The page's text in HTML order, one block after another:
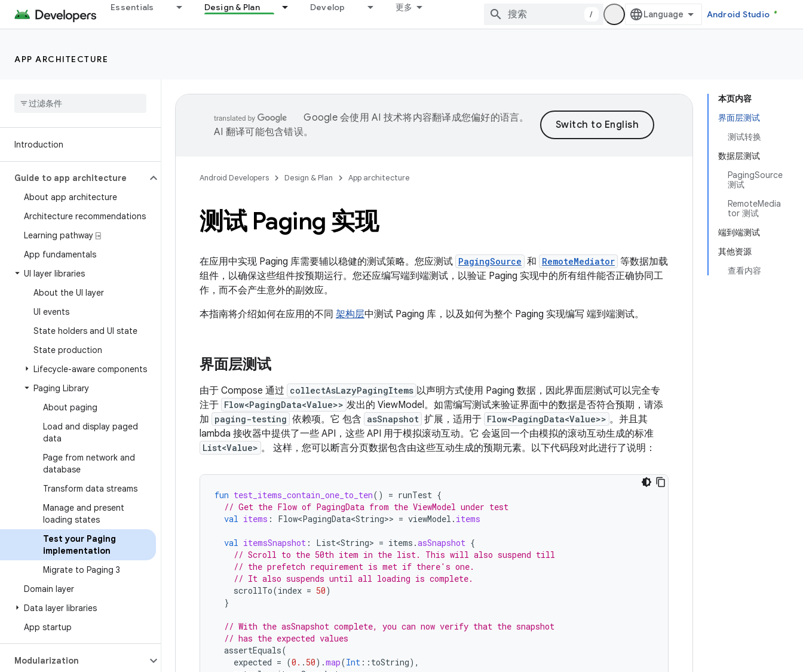
Essentials Design & Plan Develop 更多
/ Android Studio
APP ARCHITECTURE
Introduction
Guide to app architecture
About app architecture
Architecture recommendations
Learning pathway ⍈
App fundamentals
UI layer libraries
About the UI layer
UI events
State holders and UI state
State production
Lifecycle-aware components
Paging Library
About paging
Load and display paged
data
Page from network and
database
Transform data streams
Manage and present
loading states
Test your Paging
implementation
Migrate to Paging 3
Domain layer
Data layer libraries
App startup
Modularization
本页内容
界面层测试
测试转换
数据层测试
PagingSource
测试
RemoteMedia
tor 测试
端到端测试
其他资源
查看内容
Google 会使用 AI 技术将内容翻译成您偏好的语言。
AI 翻译可能包含错误。
Android Developers Design & Plan App architecture
测试 Paging 实现
在应用中实现 Paging 库需要辅以稳健的测试策略。您应测试 PagingSource 和 RemoteMediator 等数据加载
组件，以确保这些组件按预期运行。您还应编写端到端测试，以验证 Paging 实现中的所有组件能否正确协同工
作，而不会产生意外的副效应。
本指南将介绍如何在应用的不同 架构层中测试 Paging 库，以及如何为整个 Paging 实现编写 端到端测试。
界面层测试
由于 Compose 通过 collectAsLazyPagingItems 以声明方式使用 Paging 数据，因此界面层测试可以完全专
注于 Flow<PagingData<Value>> 发出的 ViewModel。如需编写测试来验证界面中的数据是否符合预期，请添
加 paging-testing 依赖项。它 包含 asSnapshot 扩展，适用于 Flow<PagingData<Value>> 。并且其
lambda 接收器中提供了一些 API，这些 API 用于模拟滚动互动。它 会返回一个由模拟的滚动互动生成的标准
List<Value> 。 这样，您可以断言分页数据包含由这些互动生成的预期元素。以下代码段对此进行了说明：
fun test_items_contain_one_to_ten() = runTest {
// Get the Flow of PagingData from the ViewModel under test
val items : Flow<PagingData<String>> = viewModel . items
val itemsSnapshot : List<String> = items .asSnapshot {
// Scroll to the 50th item in the list. This will also suspend till
// the prefetch requirement is met if there's one.
// It also suspends until all loading is complete.
scrollTo(index = 50)
}
// With the asSnapshot complete, you can now verify that the snapshot
// has the expected values
assertEquals(
expected = (0. . 50).map(Int :: toString),